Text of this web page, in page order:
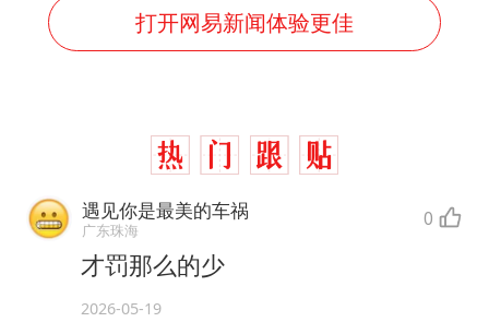
打开网易新闻体验更佳
遇见你是最美的车祸
广东珠海 0
才罚那么的少
2026-05-19